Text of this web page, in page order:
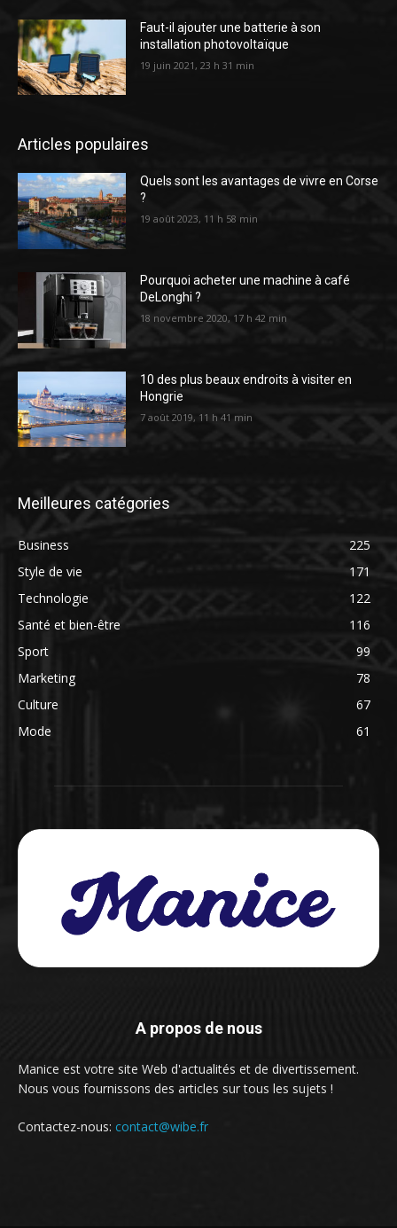
Faut-il ajouter une batterie à son
installation photovoltaïque
19 juin 2021, 23 h 31 min
Articles populaires
Quels sont les avantages de vivre en Corse
?
19 août 2023, 11 h 58 min
Pourquoi acheter une machine à café
DeLonghi ?
18 novembre 2020, 17 h 42 min
10 des plus beaux endroits à visiter en
Hongrie
7 août 2019, 11 h 41 min
Meilleures catégories
Business
225
Style de vie
171
Technologie
122
Santé et bien-être
116
Sport
99
Marketing
78
Culture
67
Mode
61
A propos de nous
Manice est votre site Web d'actualités et de divertissement.
Nous vous fournissons des articles sur tous les sujets !
Contactez-nous: contact@wibe.fr